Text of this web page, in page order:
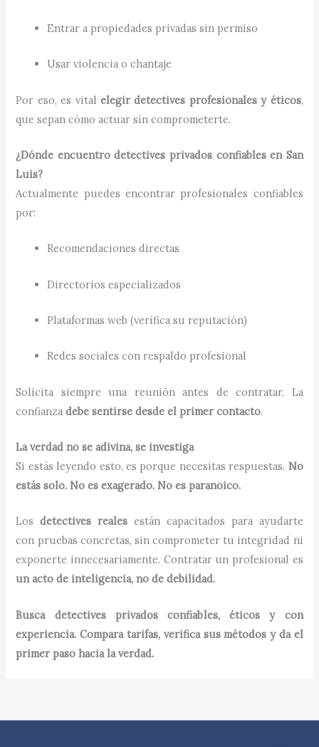
Entrar a propiedades privadas sin permiso
Usar violencia o chantaje
Por eso, es vital elegir detectives profesionales y éticos,
que sepan cómo actuar sin comprometerte.
¿Dónde encuentro detectives privados confiables en San
Luis?
Actualmente puedes encontrar profesionales confiables
por:
Recomendaciones directas
Directorios especializados
Plataformas web (verifica su reputación)
Redes sociales con respaldo profesional
Solicita siempre una reunión antes de contratar. La
confianzadebe sentirse desde el primer contacto.
La verdad no se adivina, se investiga
Si estás leyendo esto, es porque necesitas respuestas. No
estás solo. No es exagerado. No es paranoico.
Losdetectives reales están capacitados para ayudarte
con pruebas concretas, sin comprometer tu integridad ni
exponerte innecesariamente. Contratar un profesional es
un acto de inteligencia, no de debilidad.
Busca detectives privados confiables, éticos y con
experiencia. Compara tarifas, verifica sus métodos y da el
primer paso hacia la verdad.